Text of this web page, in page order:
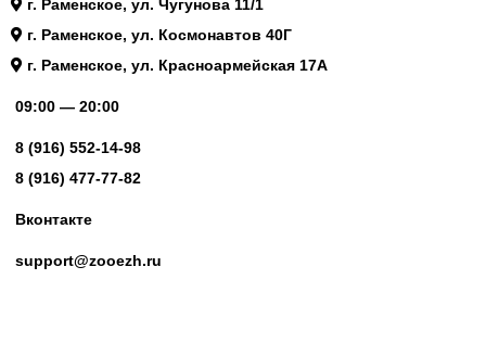
г. Раменское, ул. Чугунова 11/1
г. Раменское, ул. Космонавтов 40Г
г. Раменское, ул. Красноармейская 17А
09:00 — 20:00
8 (916) 552-14-98
8 (916) 477-77-82
Вконтакте
support@zooezh.ru